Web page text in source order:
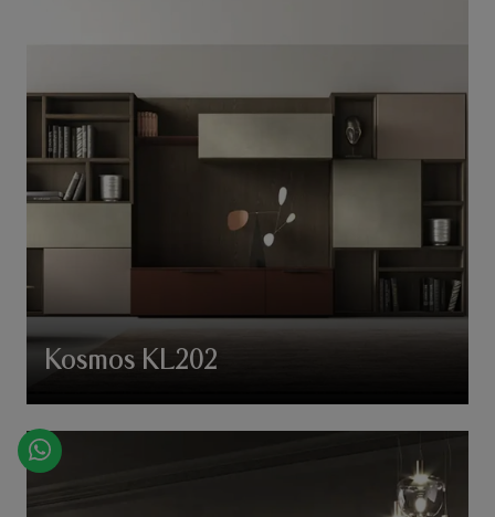
Kosmos KL202